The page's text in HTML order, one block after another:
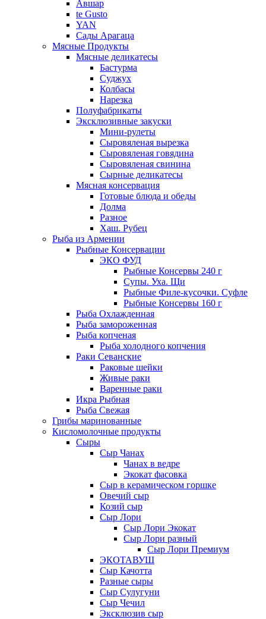
Авшар
te Gusto
YAN
Сады Арагаца
Мясные Продукты
Мясные деликатесы
Бастурма
Суджух
Колбасы
Нарезка
Полуфабрикаты
Эксклюзивные закуски
Мини-рулеты
Сыровяленая вырезка
Сыровяленая говядина
Сыровяленая свинина
Сырные деликатесы
Мясная консервация
Готовые блюда и обеды
Долма
Разное
Хаш. Рубец
Рыба из Армении
Рыбные Консервации
ЭКО ФУД
Рыбные Консервы 240 г
Супы. Уха. Щи
Рыбные Филе-кусочки. Суфле
Рыбные Консервы 160 г
Рыба Охлажденная
Рыба замороженная
Рыба копченая
Рыба холодного копчения
Раки Севанские
Раковые шейки
Живые раки
Варенные раки
Икра Рыбная
Рыба Свежая
Грибы маринованные
Кисломолочные продукты
Сыры
Сыр Чанах
Чанах в ведре
Экокат фасовка
Сыр в керамическом горшке
Овечий сыр
Козий сыр
Сыр Лори
Сыр Лори Экокат
Сыр Лори разный
Сыр Лори Премиум
ЭКОТАВУШ
Сыр Качотта
Разные сыры
Сыр Сулугуни
Сыр Чечил
Эксклюзив сыр